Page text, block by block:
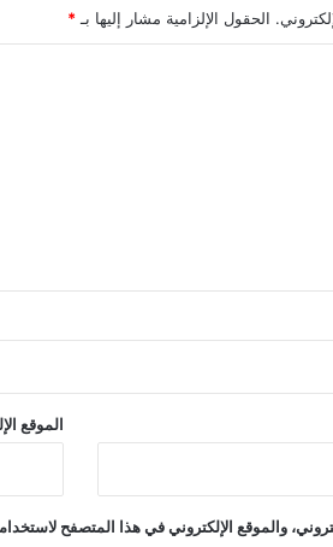
الحقول الإلزامية مشار إليها بـ *
الموقع
والموقع الإلكتروني في هذا المتصفح